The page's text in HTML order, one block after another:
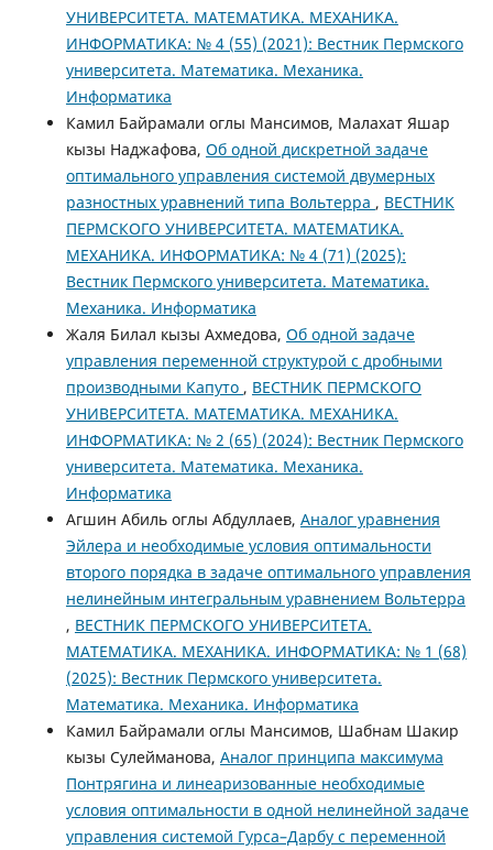
УНИВЕРСИТЕТА. МАТЕМАТИКА. МЕХАНИКА.
ИНФОРМАТИКА: № 4 (55) (2021): Вестник Пермского
университета. Математика. Механика.
Информатика
Камил Байрамали оглы Мансимов, Малахат Яшар
кызы Наджафова, Об одной дискретной задаче
оптимального управления системой двумерных
разностных уравнений типа Вольтерра , ВЕСТНИК
ПЕРМСКОГО УНИВЕРСИТЕТА. МАТЕМАТИКА.
МЕХАНИКА. ИНФОРМАТИКА: № 4 (71) (2025):
Вестник Пермского университета. Математика.
Механика. Информатика
Жаля Билал кызы Ахмедова, Об одной задаче
управления переменной структурой с дробными
производными Капуто , ВЕСТНИК ПЕРМСКОГО
УНИВЕРСИТЕТА. МАТЕМАТИКА. МЕХАНИКА.
ИНФОРМАТИКА: № 2 (65) (2024): Вестник Пермского
университета. Математика. Механика.
Информатика
Агшин Абиль оглы Абдуллаев, Аналог уравнения
Эйлера и необходимые условия оптимальности
второго порядка в задаче оптимального управления
нелинейным интегральным уравнением Вольтерра
, ВЕСТНИК ПЕРМСКОГО УНИВЕРСИТЕТА.
МАТЕМАТИКА. МЕХАНИКА. ИНФОРМАТИКА: № 1 (68)
(2025): Вестник Пермского университета.
Математика. Механика. Информатика
Камил Байрамали оглы Мансимов, Шабнам Шакир
кызы Сулейманова, Аналог принципа максимума
Понтрягина и линеаризованные необходимые
условия оптимальности в одной нелинейной задаче
управления системой Гурса–Дарбу с переменной